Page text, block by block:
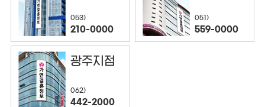
053)
210-0000
051)
559-0000
광주지점
062)
442-2000